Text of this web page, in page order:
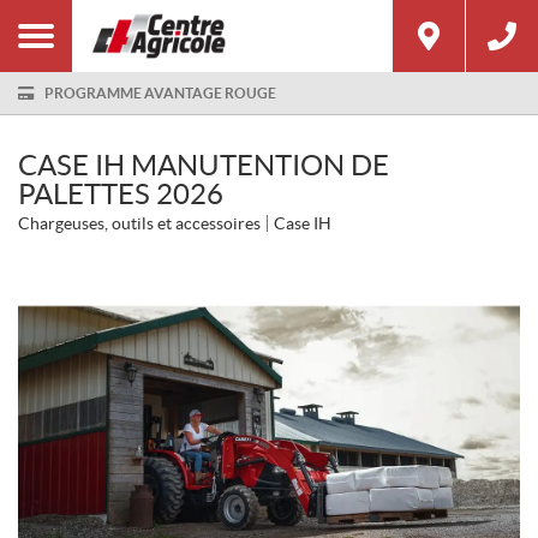
PROGRAMME AVANTAGE ROUGE
CASE IH MANUTENTION DE
PALETTES 2026
Chargeuses, outils et accessoires Case IH